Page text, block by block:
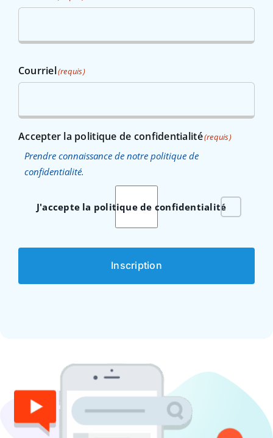
Courriel(requis)
Accepter la politique de confidentialité(requis)
Prendre connaissance de notre politique de
confidentialité.
J'accepte la politique de confidentialité
Inscription